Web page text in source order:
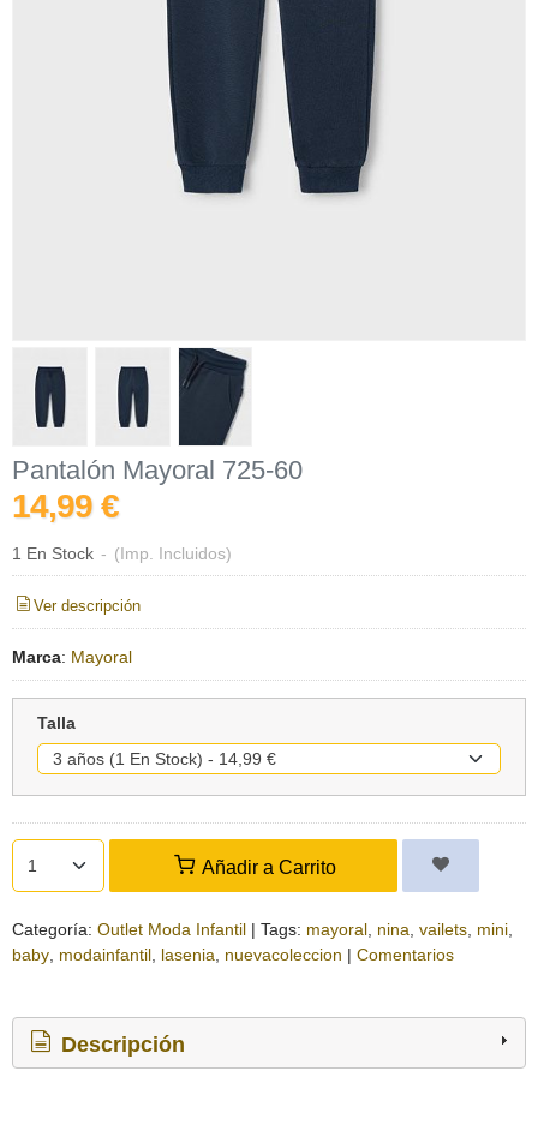
Pantalón Mayoral 725-60
14,99 €
1 En Stock - (Imp. Incluidos)
Ver descripción
Marca: Mayoral
Talla
Añadir a Carrito
Categoría: Outlet Moda Infantil | Tags: mayoral nina vailets mini
baby modainfantil lasenia nuevacoleccion | Comentarios
Descripción